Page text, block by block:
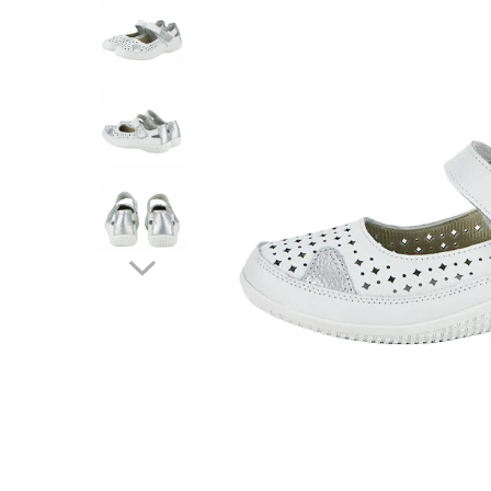
Imbracaminte
Pulovere si cardigane
Incaltaminte toamna-iarna piele